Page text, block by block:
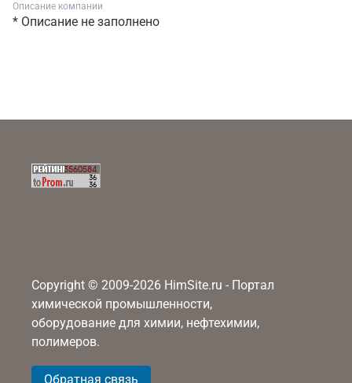
Описание компании
* Описание не заполнено
Copyright © 2009-2026 HimSite.ru - Портал
химической промышленности,
оборудование для химии, нефтехимии,
полимеров.
Обратная связь